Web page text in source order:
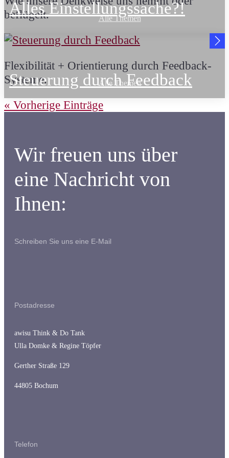
Alles Einstellungssache?!
Alle Themen
beflügelt.
Steuerung durch Feedback
Alle Themen
Flexibilität + Orientierung durch Feedback-
Systeme.
« Vorherige Einträge
Wir freuen uns über
eine Nachricht von
Ihnen:
Schreiben Sie uns eine E-Mail
Postadresse
awisu Think & Do Tank
Ulla Domke & Regine Töpfer
Gerther Straße 129
44805 Bochum
Telefon